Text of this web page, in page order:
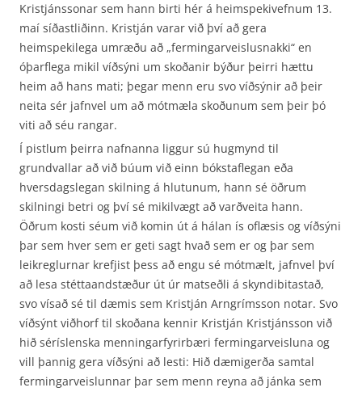
Kristjánssonar sem hann birti hér á heimspekivefnum 13.
maí síðastliðinn. Kristján varar við því að gera
heimspekilega umræðu að „fermingarveislusnakki“ en
óþarflega mikil víðsýni um skoðanir býður þeirri hættu
heim að hans mati; þegar menn eru svo víðsýnir að þeir
neita sér jafnvel um að mótmæla skoðunum sem þeir þó
viti að séu rangar.
Í pistlum þeirra nafnanna liggur sú hugmynd til
grundvallar að við búum við einn bókstaflegan eða
hversdagslegan skilning á hlutunum, hann sé öðrum
skilningi betri og því sé mikilvægt að varðveita hann.
Öðrum kosti séum við komin út á hálan ís oflæsis og víðsýni
þar sem hver sem er geti sagt hvað sem er og þar sem
leikreglurnar krefjist þess að engu sé mótmælt, jafnvel því
að lesa stéttaandstæður út úr matseðli á skyndibitastað,
svo vísað sé til dæmis sem Kristján Arngrímsson notar. Svo
víðsýnt viðhorf til skoðana kennir Kristján Kristjánsson við
hið séríslenska menningarfyrirbæri fermingarveisluna og
vill þannig gera víðsýni að lesti: Hið dæmigerða samtal
fermingarveislunnar þar sem menn reyna að jánka sem